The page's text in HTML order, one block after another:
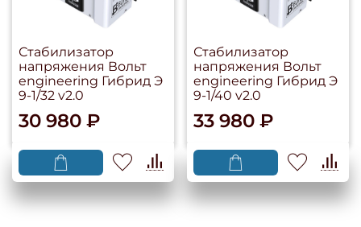
Стабилизатор
напряжения Вольт
engineering Гибрид Э
9-1/32 v2.0
30 980 ₽
Стабилизатор
напряжения Вольт
engineering Гибрид Э
9-1/40 v2.0
33 980 ₽